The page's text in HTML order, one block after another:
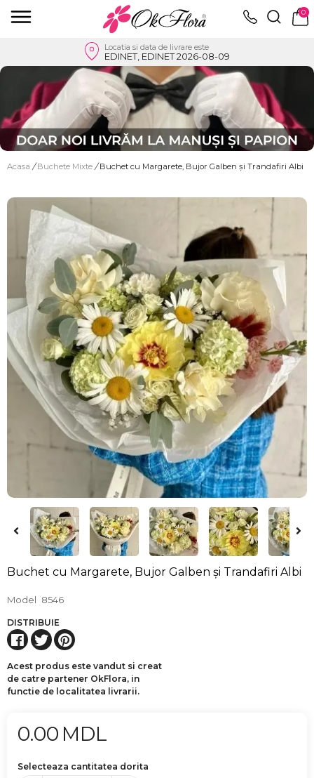
0
Locatia si data de livrare este
EDINET, EDINET 2026-08-09
Acasa / Buchete Mixte / Buchet cu Margarete, Bujor Galben și Trandafiri Albi
Buchet cu Margarete, Bujor Galben și Trandafiri Albi
Model 8546
DISTRIBUIE
Acest produs este vandut si creat
de catre partener OkFlora, in
functie de localitatea livrarii.
0.00 MDL
Selecteaza cantitatea dorita